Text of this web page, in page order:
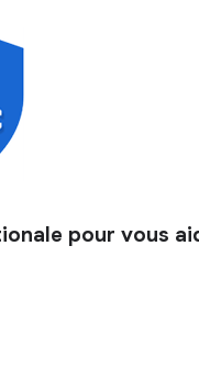
pour vous